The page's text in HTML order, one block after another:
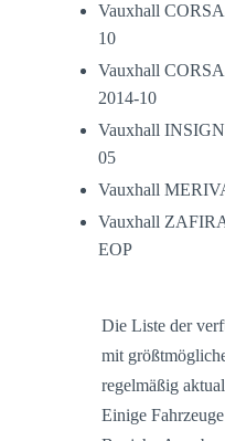
Vauxhall
10
Vauxhall
2014-10
Vauxhall
05
Vauxhall
Vauxhall
EOP
Die Liste der
mit
regelmäßig
Einige